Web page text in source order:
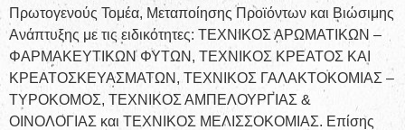
Πρωτογενούς Τομέα, Μεταποίησης Προϊόντων και Βιώσιμης
Ανάπτυξης με τις ειδικότητες: ΤΕΧΝΙΚΟΣ ΑΡΩΜΑΤΙΚΩΝ –
ΦΑΡΜΑΚΕΥΤΙΚΩΝ ΦΥΤΩΝ, ΤΕΧΝΙΚΟΣ ΚΡΕΑΤΟΣ ΚΑΙ
ΚΡΕΑΤΟΣΚΕΥΑΣΜΑΤΩΝ, ΤΕΧΝΙΚΟΣ ΓΑΛΑΚΤΟΚΟΜΙΑΣ –
ΤΥΡΟΚΟΜΟΣ, ΤΕΧΝΙΚΟΣ ΑΜΠΕΛΟΥΡΓΙΑΣ &
ΟΙΝΟΛΟΓΙΑΣ και ΤΕΧΝΙΚΟΣ ΜΕΛΙΣΣΟΚΟΜΙΑΣ. Επίσης